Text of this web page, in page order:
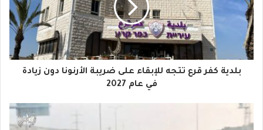
د
ك
ا
إ
ل
بلدية كفر قرع تتجه للإبقاء على ضريبة الأرنونا دون زيادة
في عام 2027